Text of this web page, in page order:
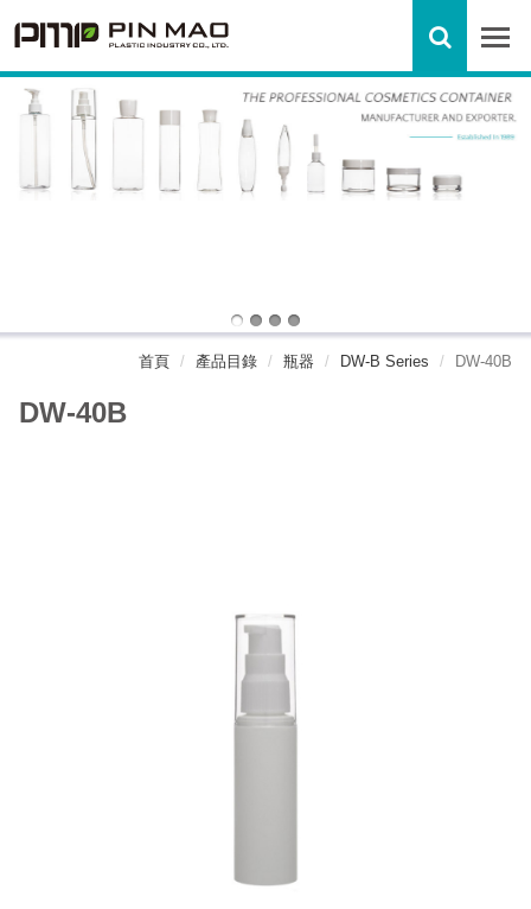
首頁 產品目錄 瓶器 DW-B Series DW-40B
DW-40B